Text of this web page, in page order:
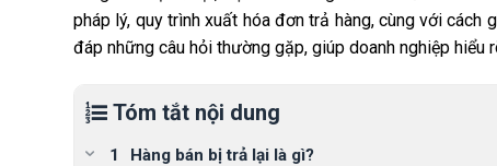
pháp lý, quy trình xuất hóa đơn trả hàng, cùng với
đáp những câu hỏi thường gặp, giúp doanh nghiệp
Tóm tắt nội dung
Hàng bán bị trả lại là gì?